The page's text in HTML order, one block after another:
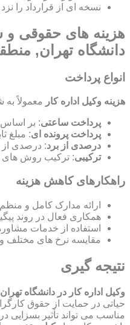
نسخه ای از قرارداد را
هزینه های حقوقی و
دانشگاه تهران,
انواع پرداخت
هزینه وکیل اداره کار معمولاً
پرداخت ساعتی: بر
پرداخت پرونده ای: مبلغ
درصدی از برد: درصدی از
ترکیبی: ترکیب روش های
راهکارهای کاهش هزینه
ارائه مدارک کامل و منظم
همکاری فعال در روند
استفاده از خدمات
مقایسه نرخ های مختلف
نتیجه گیری
وکیل اداره کار در دانشگاه
حیاتی در حمایت از حقوق
مناسب می تواند تأثیر بسزایی